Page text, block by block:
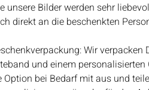
unsere Bilder werden sehr
direkt an die beschenkten
Wir
und einem
Option bei Bedarf mit aus und